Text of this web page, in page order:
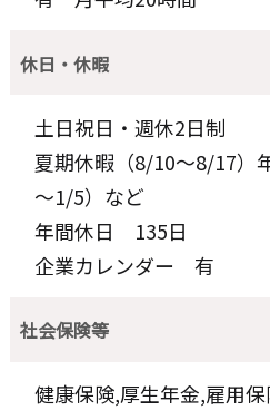
休日・休暇
土日祝日・週休2日制
夏期休暇（8/10～8/17）
～1/5）など
年間休日 135日
企業カレンダー 有
社会保険等
健康保険,厚生年金,雇用